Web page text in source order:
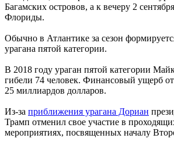
Багамских островов, а к вечеру 2
Флориды.
Обычно в Атлантике за сезон
урагана пятой категории.
В 2018 году ураган пятой категории
гибели 74 человек. Финансовый ущерб
25 миллиардов долларов.
Из-за приближения урагана Дориан
Трамп отменил свое участие в
мероприятиях, посвященных началу